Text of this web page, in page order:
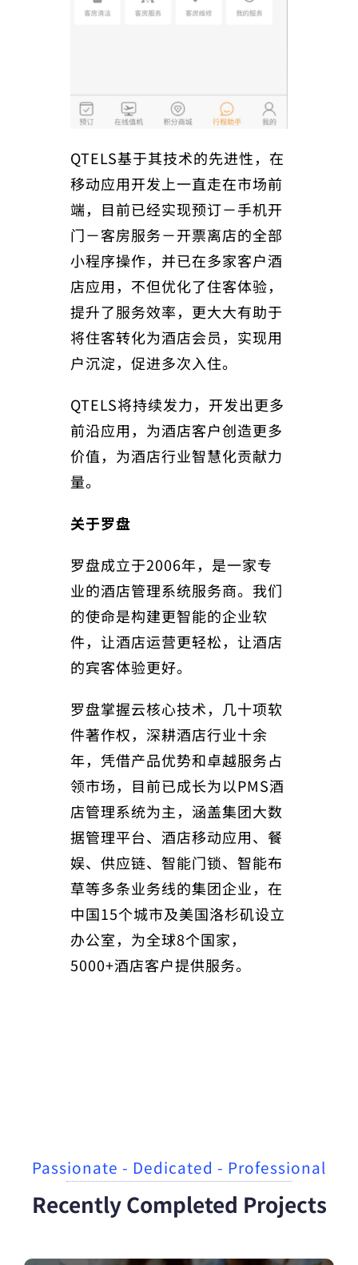
QTELS基于其技术的先进性，在
移动应用开发上一直走在市场前
端，目前已经实现预订－手机开
门－客房服务－开票离店的全部
小程序操作，并已在多家客户酒
店应用，不但优化了住客体验，
提升了服务效率，更大大有助于
将住客转化为酒店会员，实现用
户沉淀，促进多次入住。
QTELS将持续发力，开发出更多
前沿应用，为酒店客户创造更多
价值，为酒店行业智慧化贡献力
量。
关于罗盘
罗盘成立于2006年，是一家专
业的酒店管理系统服务商。我们
的使命是构建更智能的企业软
件，让酒店运营更轻松，让酒店
的宾客体验更好。
罗盘掌握云核心技术，几十项软
件著作权，深耕酒店行业十余
年，凭借产品优势和卓越服务占
领市场，目前已成长为以PMS酒
店管理系统为主，涵盖集团大数
据管理平台、酒店移动应用、餐
娱、供应链、智能门锁、智能布
草等多条业务线的集团企业，在
中国15个城市及美国洛杉矶设立
办公室，为全球8个国家，
5000+酒店客户提供服务。
Passionate - Dedicated - Professional
Recently Completed Projects